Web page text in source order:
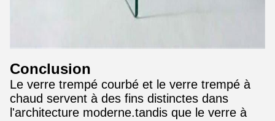
Conclusion
Le verre trempé courbé et le verre trempé à
chaud servent à des fins distinctes dans
l'architecture moderne.tandis que le verre à